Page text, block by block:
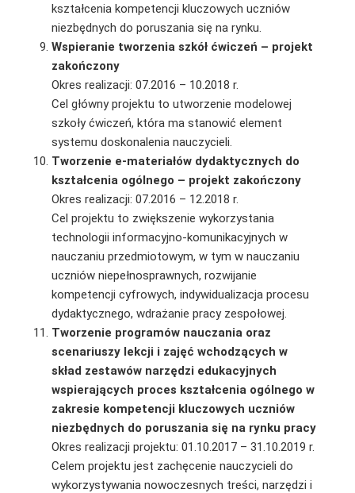
kształcenia kompetencji kluczowych uczniów
niezbędnych do poruszania się na rynku.
Wspieranie tworzenia szkół ćwiczeń – projekt
zakończony
Okres realizacji: 07.2016 – 10.2018 r.
Cel główny projektu to utworzenie modelowej
szkoły ćwiczeń, która ma stanowić element
systemu doskonalenia nauczycieli.
Tworzenie e-materiałów dydaktycznych do
kształcenia ogólnego – projekt zakończony
Okres realizacji: 07.2016 – 12.2018 r.
Cel projektu to zwiększenie wykorzystania
technologii informacyjno-komunikacyjnych w
nauczaniu przedmiotowym, w tym w nauczaniu
uczniów niepełnosprawnych, rozwijanie
kompetencji cyfrowych, indywidualizacja procesu
dydaktycznego, wdrażanie pracy zespołowej.
Tworzenie programów nauczania oraz
scenariuszy lekcji i zajęć wchodzących w
skład zestawów narzędzi edukacyjnych
wspierających proces kształcenia ogólnego w
zakresie kompetencji kluczowych uczniów
niezbędnych do poruszania się na rynku pracy
Okres realizacji projektu: 01.10.2017 – 31.10.2019 r.
Celem projektu jest zachęcenie nauczycieli do
wykorzystywania nowoczesnych treści, narzę­dzi i